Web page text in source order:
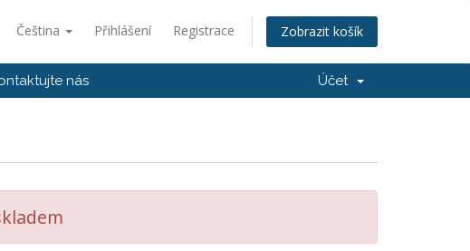
Čeština Přihlášení Registrace Zobrazit košík
nás Účet